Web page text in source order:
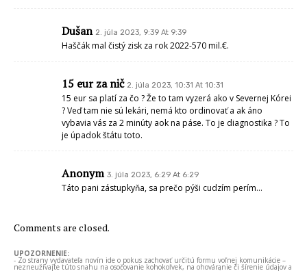
Dušan 2. júla 2023, 9:39 At 9:39
Haščák mal čistý zisk za rok 2022-570 mil.€.
15 eur za nič 2. júla 2023, 10:31 At 10:31
15 eur sa platí za čo ? Že to tam vyzerá ako v Severnej Kórei
? Veď tam nie sú lekári, nemá kto ordinovať a ak áno
vybavia vás za 2 minúty aok na páse. To je diagnostika ? To
je úpadok štátu toto.
Anonym 3. júla 2023, 6:29 At 6:29
Táto pani zástupkyňa, sa prečo pýši cudzím perím…
Comments are closed.
UPOZORNENIE:
- Zo strany vydavateľa novín ide o pokus zachovať určitú formu voľnej komunikácie –
nezneužívajte túto snahu na osočovanie kohokoľvek, na ohováranie či šírenie údajov a